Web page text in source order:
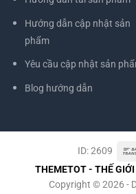
Hướng dẫn cập nhật sản
phẩm
Yêu cầu cập nhật sản
Blog hướng dẫn
ID: 2609
THEMETOT - THẾ
Copyright © 2026 -